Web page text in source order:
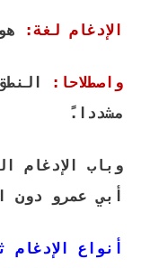
الإدغام لغة:
واصطلاحا:
مشددا.ً
وباب الإدغام
أبي عمرو دون
أنواع الإدغام